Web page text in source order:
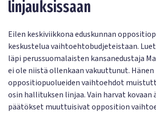
linjauksissaan
Eilen keskiviikkona eduskunnan
keskustelua vaihtoehtobudjeteistaan.
läpi perussuomalaisten kansanedustaja
ei ole niistä ollenkaan vakuuttunut. Hänen
oppositiopuolueiden vaihtoehdot
osin hallituksen linjaa. Vain harvat
päätökset muuttuisivat opposition